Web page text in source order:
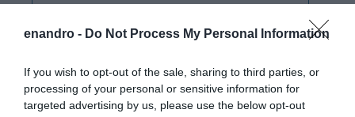
enandro - Do Not Process My Personal Information
If you wish to opt-out of the sale, sharing to third parties, or
processing of your personal or sensitive information for
targeted advertising by us, please use the below opt-out